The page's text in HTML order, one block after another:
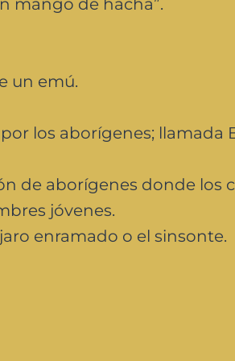
un emú.
los aborígenes; llamada
de aborígenes donde los
jóvenes.
enramado o el sinsonte.